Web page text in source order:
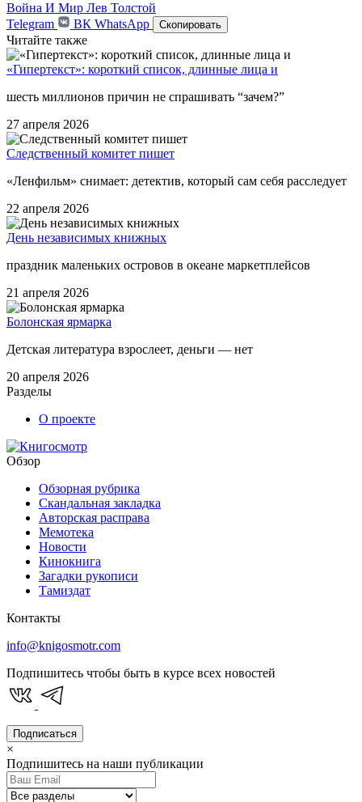
Война И Мир Лев Толстой
Telegram
ВК WhatsApp Скопировать
Читайте также
«Гипертекст»: короткий список, длинные лица и
шесть миллионов причин не спрашивать “зачем?”
27 апреля 2026
Следственный комитет пишет
«Ленфильм» снимает: детектив, который сам себя расследует
22 апреля 2026
День независимых книжных
праздник маленьких островов в океане маркетплейсов
21 апреля 2026
Болонская ярмарка
Детская литература взрослеет, деньги — нет
20 апреля 2026
Разделы
О проекте
Обзор
Обзорная рубрика
Скандальная закладка
Авторская расправа
Мемотека
Новости
Кинокнига
Загадки рукописи
Тамиздат
Контакты
info@knigosmotr.com
Подпишитесь чтобы быть в курсе всех новостей
Подписаться
×
Подпишитесь на наши публикации